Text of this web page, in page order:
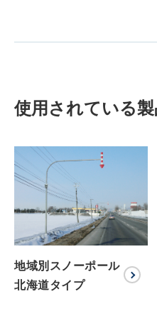
使用されている
地域別スノーポール
北海道タイプ